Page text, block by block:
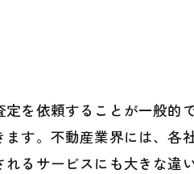
を依頼することが一般的
す。不動産業界には、各
るサービスにも大きな違